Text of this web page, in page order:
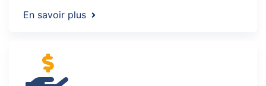
En savoir plus